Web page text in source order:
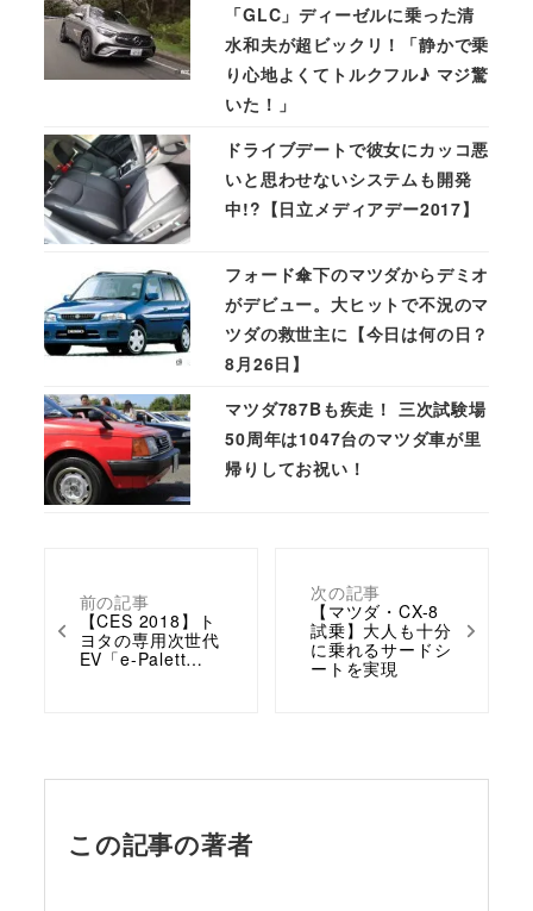
前の記事
【CES 2018】ト
ヨタの専用次世代
EV「e-Palett…
次の記事
【マツダ・CX-8
試乗】大人も十分
に乗れるサードシ
ートを実現
「GLC」ディーゼルに乗った清
水和夫が超ビックリ！「静かで乗
り心地よくてトルクフル♪ マジ驚
いた！」
ドライブデートで彼女にカッコ悪
いと思わせないシステムも開発
中!?【日立メディアデー2017】
フォード傘下のマツダからデミオ
がデビュー。大ヒットで不況のマ
ツダの救世主に【今日は何の日？
8月26日】
マツダ787Bも疾走！ 三次試験場
50周年は1047台のマツダ車が里
帰りしてお祝い！
この記事の著者